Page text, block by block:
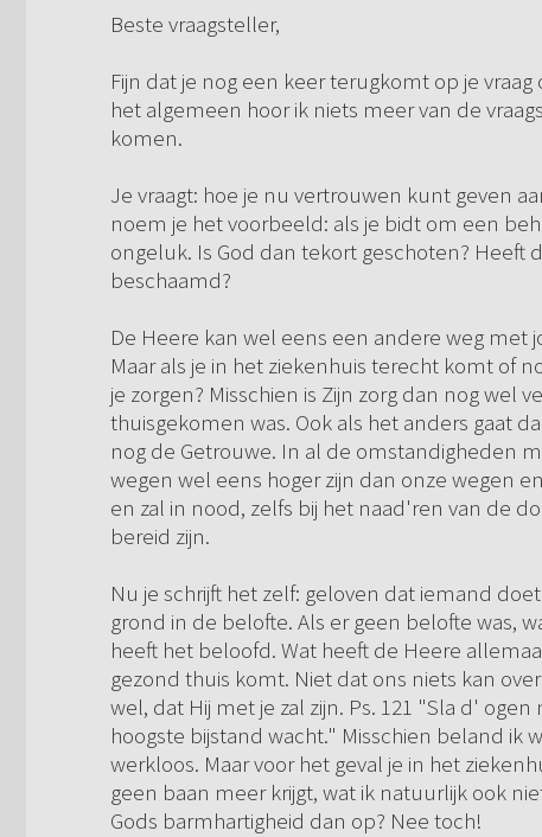
Beste vraagsteller,
Fijn dat je nog een keer terugkomt op je
het algemeen hoor ik niets meer van de
komen.
Je vraagt: hoe je nu vertrouwen kunt geven
noem je het voorbeeld: als je bidt om een
ongeluk. Is God dan tekort geschoten? Heeft
beschaamd?
De Heere kan wel eens een andere weg met
Maar als je in het ziekenhuis terecht komt of
je zorgen? Misschien is Zijn zorg dan nog wel
thuisgekomen was. Ook als het anders gaat
nog de Getrouwe. In al de omstandigheden
wegen wel eens hoger zijn dan onze wegen
en zal in nood, zelfs bij het naad'ren van de
bereid zijn.
Nu je schrijft het zelf: geloven dat iemand
grond in de belofte. Als er geen belofte was,
heeft het beloofd. Wat heeft de Heere
gezond thuis komt. Niet dat ons niets kan
wel, dat Hij met je zal zijn. Ps. 121 "Sla d'
hoogste bijstand wacht." Misschien beland ik
werkloos. Maar voor het geval je in het
geen baan meer krijgt, wat ik natuurlijk ook
Gods barmhartigheid dan op? Nee toch!